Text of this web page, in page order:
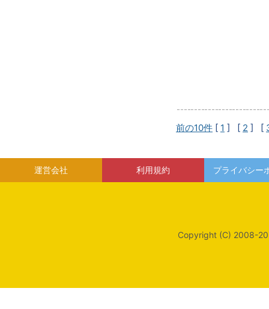
前の10件 [ 1 ] [ 2 ] [
運営会社 利用規約 プライバシー
Copyright (C) 2008-